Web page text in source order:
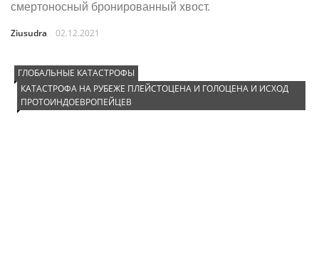
смертоносный бронированный хвост.
Ziusudra 02.12.2021
ГЛОБАЛЬНЫЕ КАТАСТРОФЫ
КАТАСТРОФА НА РУБЕЖЕ ПЛЕЙСТОЦЕНА И ГОЛОЦЕНА И ИСХОД
ПРОТОИНДОЕВРОПЕЙЦЕВ